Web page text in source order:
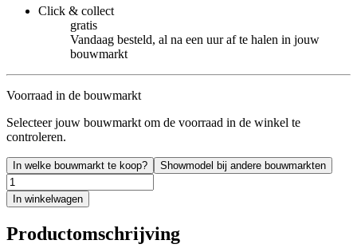
Click & collect
gratis
Vandaag besteld, al na een uur af te halen in jouw
bouwmarkt
Voorraad in de bouwmarkt
Selecteer jouw bouwmarkt om de voorraad in de winkel te
controleren.
In welke bouwmarkt te koop? Showmodel bij andere bouwmarkten
In winkelwagen
Productomschrijving